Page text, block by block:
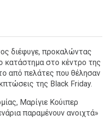
διέφυγε, προκαλώντας
κατάστημα στο κέντρο της
από πελάτες που θέλησαν
της Black Friday.
Μαρίγιε Κούιπερ
παραμένουν ανοιχτά»